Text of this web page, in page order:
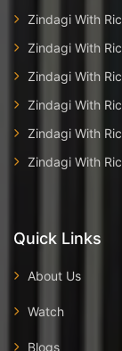
Zindagi With
Zindagi With
Zindagi With
Zindagi With
Zindagi With
Zindagi With
Quick Links
About Us
Watch
Blogs